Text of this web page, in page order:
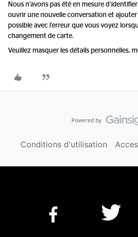
Nous n’avons pas été en mesure
ouvrir une nouvelle conversation et ajouter
possible avec l’erreur que vous voyez
changement de carte.
Veuillez masquer les détails personnelles,
Conditions d'utilisation